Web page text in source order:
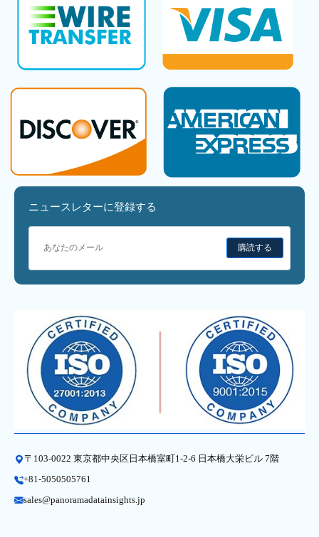
ニュースレターに登録する
購読する
〒103-0022 東京都中央区日本橋室町1-2-6 日本橋大栄ビル 7階
+81-5050505761
sales@panoramadatainsights.jp